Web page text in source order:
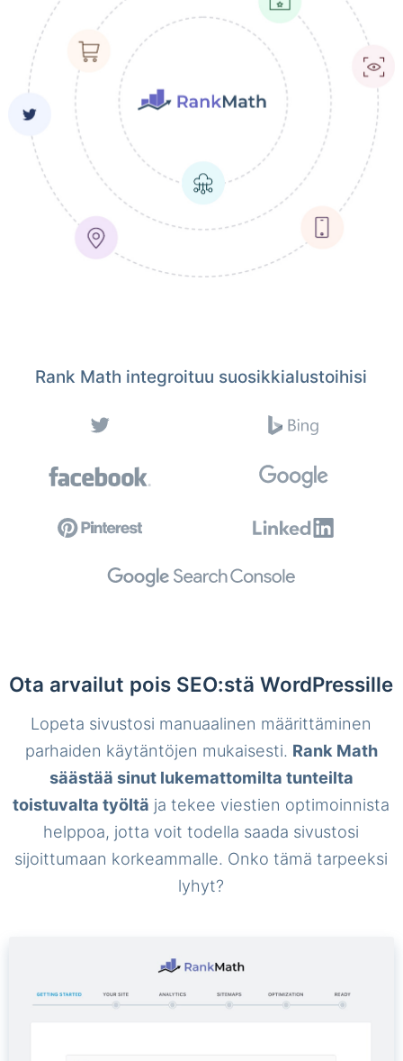
Rank Math integroituu suosikkialustoihisi
Ota arvailut pois SEO:stä WordPressille
Lopeta sivustosi manuaalinen määrittäminen
parhaiden käytäntöjen mukaisesti. Rank Math
säästää sinut lukemattomilta tunteilta
toistuvalta työltä ja tekee viestien optimoinnista
helppoa, jotta voit todella saada sivustosi
sijoittumaan korkeammalle. Onko tämä tarpeeksi
lyhyt?